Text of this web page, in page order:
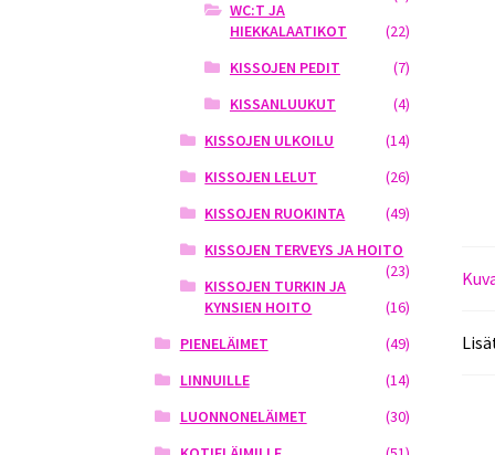
WC:T JA
HIEKKALAATIKOT
(22)
KISSOJEN PEDIT
(7)
KISSANLUUKUT
(4)
KISSOJEN ULKOILU
(14)
KISSOJEN LELUT
(26)
KISSOJEN RUOKINTA
(49)
KISSOJEN TERVEYS JA HOITO
(23)
KISSOJEN TURKIN JA
KYNSIEN HOITO
(16)
PIENELÄIMET
(49)
LINNUILLE
(14)
LUONNONELÄIMET
(30)